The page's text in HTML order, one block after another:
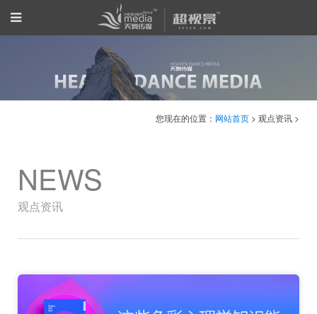
您现在的位置： 网站首页 > 观点资讯 >
NEWS
观点资讯